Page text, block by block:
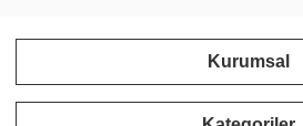
Kurumsal